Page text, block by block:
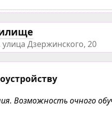
Дзержинского, 20
Возможность очного